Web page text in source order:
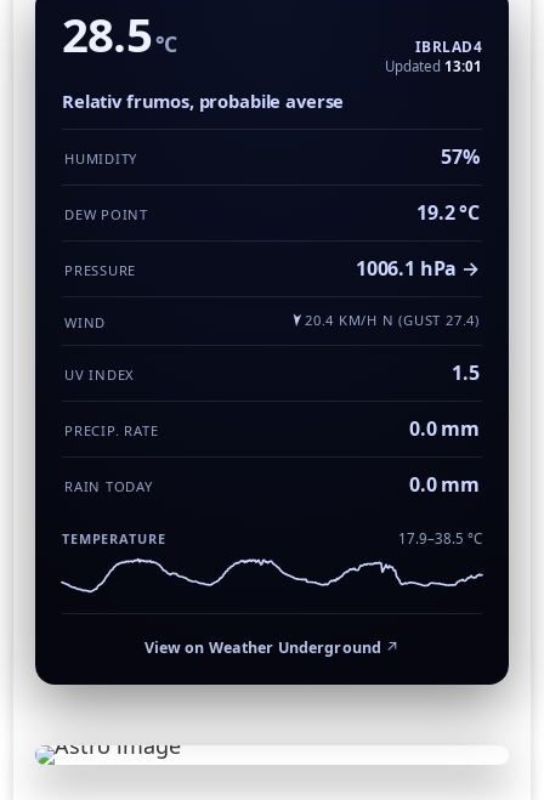
28.5°C IBRLAD4
Updated 13:01
Relativ frumos, probabile averse
HUMIDITY 57%
DEW POINT 19.2 °C
PRESSURE 1006.1 hPa →
WIND 20.4 KM/H N (GUST 27.4)
UV INDEX 1.5
PRECIP. RATE 0.0 mm
RAIN TODAY 0.0 mm
TEMPERATURE 17.9–38.5 °C
View on Weather Underground ↗